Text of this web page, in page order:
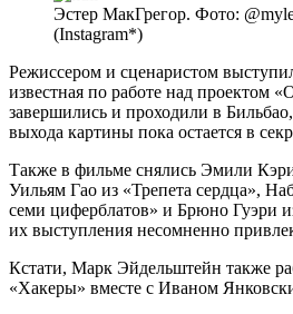
Эстер МакГрегор. Фото:
(Instagram*)
Режиссером и сценаристом
известная по работе над проектом
завершились и проходили в
выхода картины пока остается в
Также в фильме снялись Эмили
Уильям Гао из «Трепета сердца»,
семи циферблатов» и Брюно
их выступления несомненно
Кстати, Марк Эйдельштейн также
«Хакеры» вместе с Иваном